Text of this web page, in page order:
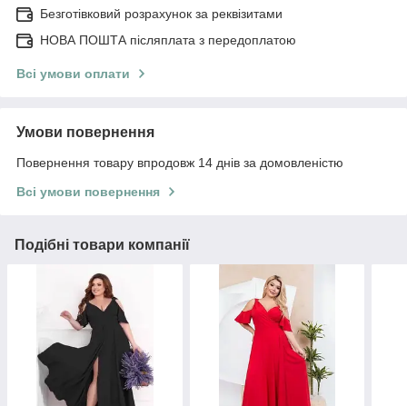
Безготівковий розрахунок за реквізитами
НОВА ПОШТА післяплата з передоплатою
Всі умови оплати
Умови повернення
Повернення товару впродовж 14 днів за домовленістю
Всі умови повернення
Подібні товари компанії